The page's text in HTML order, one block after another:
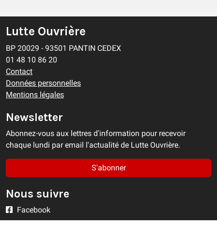
Lutte Ouvrière
BP 20029 - 93501 PANTIN CEDEX
01 48 10 86 20
Contact
Données personnelles
Mentions légales
Newsletter
Abonnez-vous aux lettres d'information pour recevoir
chaque lundi par email l'actualité de Lutte Ouvrière.
S'abonner
Nous suivre
Facebook